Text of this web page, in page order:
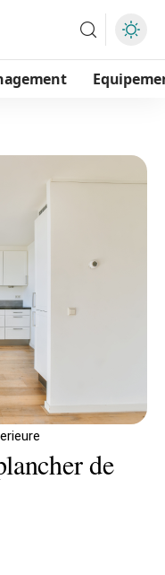
de